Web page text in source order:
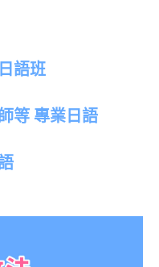
語班
等 專業日語